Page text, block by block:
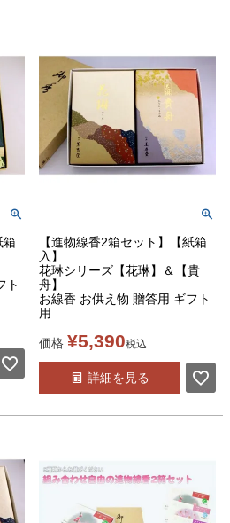
箱
ト
【進物線香2箱セット】【紙箱
入】
花琳シリーズ【花琳】＆【貴
舟】
お線香 お供え物 贈答用 ギフト
用
価格 ¥5,390税込
詳細を見る